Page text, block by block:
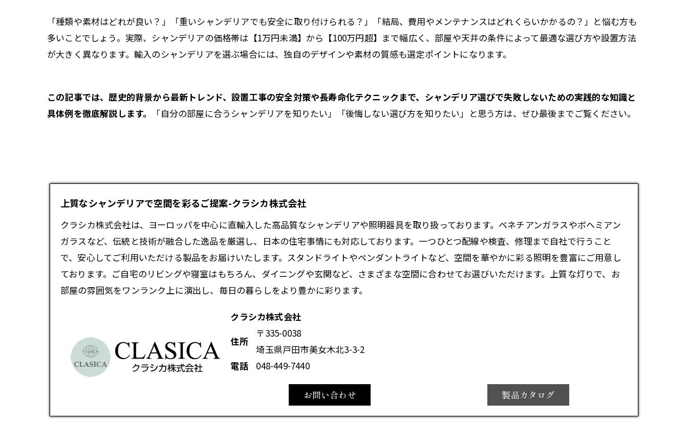
「種類や素材はどれが良い？」「重いシャンデリアでも安全に取り付けられる？」「結局、費用やメンテナンスはどれくらいかかるの？」と悩む方も
多いことでしょう。実際、シャンデリアの価格帯は【1万円未満】から【100万円超】まで幅広く、部屋や天井の条件によって最適な選び方や設置方法
が大きく異なります。輸入のシャンデリアを選ぶ場合には、独自のデザインや素材の質感も選定ポイントになります。
この記事では、歴史的背景から最新トレンド、設置工事の安全対策や長寿命化テクニックまで、シャンデリア選びで失敗しないための実践的な知識と
具体例を徹底解説します。
「自分の部屋に合うシャンデリアを知りたい」「後悔しない選び方を知りたい」と思う方は、ぜひ最後までご覧ください。
上質なシャンデリアで空間を彩るご提案-クラシカ株式会社
クラシカ株式会社は、ヨーロッパを中心に直輸入した高品質なシャンデリアや照明器具を取り扱っております。ベネチアンガラスやボヘミアン
ガラスなど、伝統と技術が融合した逸品を厳選し、日本の住宅事情にも対応しております。一つひとつ配線や検査、修理まで自社で行うこと
で、安心してご利用いただける製品をお届けいたします。スタンドライトやペンダントライトなど、空間を華やかに彩る照明を豊富にご用意し
ております。ご自宅のリビングや寝室はもちろん、ダイニングや玄関など、さまざまな空間に合わせてお選びいただけます。上質な灯りで、お
部屋の雰囲気をワンランク上に演出し、毎日の暮らしをより豊かに彩ります。
クラシカ株式会社
住所
〒335-0038
埼玉県戸田市美女木北3-3-2
電話
048-449-7440
お問い合わせ 製品カタログ